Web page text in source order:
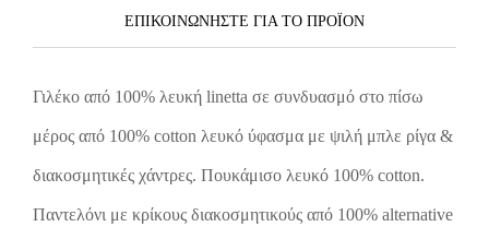
ΕΠΙΚΟΙΝΩΝΗΣΤΕ ΓΙΑ ΤΟ ΠΡΟΪOΝ
Γιλέκο από 100% λευκή linetta σε συνδυασμό στo πίσω
μέρος από 100% cotton λευκό ύφασμα με ψιλή μπλε ρίγα &
διακοσμητικές χάντρες. Πουκάμισο λευκό 100% cotton.
Παντελόνι με κρίκους διακοσμητικούς από 100% alternative